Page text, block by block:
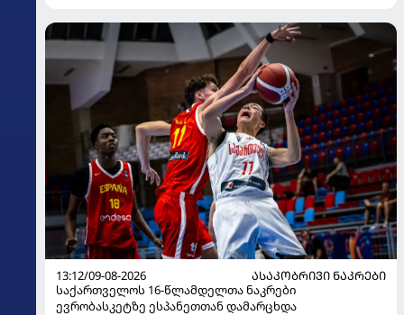
13:12/09-08-2026
ᲐᲡᲐᲙᲝᲑᲠᲘᲕᲘ ᲜᲐᲙᲠᲔᲑᲘ
საქართველოს 16-წლამდელთა ნაკრები
ევრობასკეტზე ესპანეთთან დამარცხდა